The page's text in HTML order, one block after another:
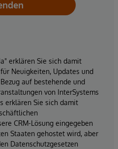
erklären Sie sich damit
Neuigkeiten, Updates und
auf bestehende und
von InterSystems
erklären Sie sich damit
CRM-Lösung eingegeben
Staaten gehostet wird, aber
Datenschutzgesetzen